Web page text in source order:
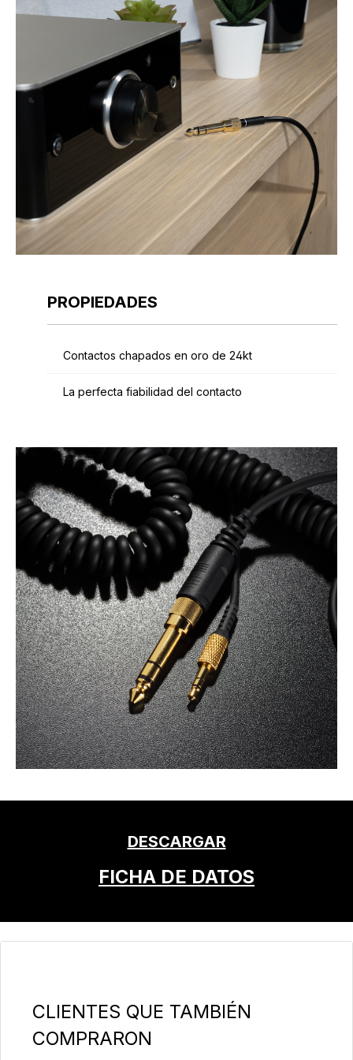
PROPIEDADES
Contactos chapados en oro de 24kt
La perfecta fiabilidad del contacto
DESCARGAR
FICHA DE DATOS
Omitir la galería de productos
CLIENTES QUE TAMBIÉN
COMPRARON